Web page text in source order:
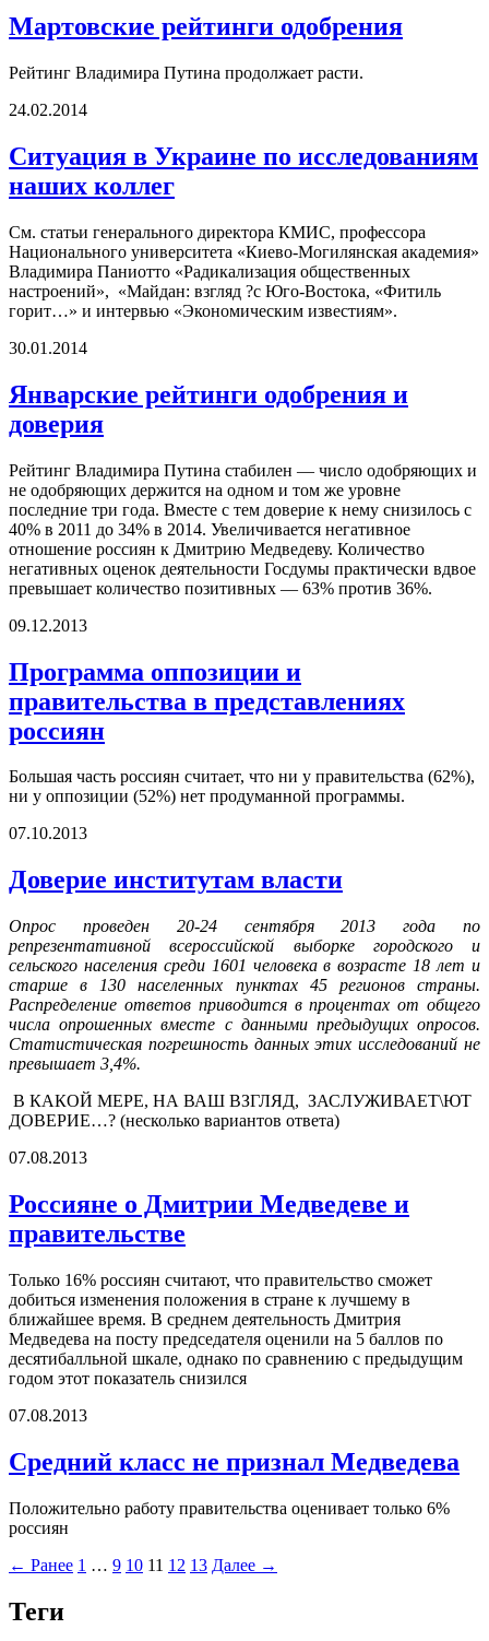
Мартовские рейтинги одобрения
Рейтинг Владимира Путина продолжает расти.
24.02.2014
Ситуация в Украине по исследованиям
наших коллег
См. статьи генерального директора КМИС, профессора
Национального университета «Киево-Могилянская академия»
Владимира Паниотто «Радикализация общественных
настроений», «Майдан: взгляд ?с Юго-Востока, «Фитиль
горит…» и интервью «Экономическим известиям».
30.01.2014
Январские рейтинги одобрения и
доверия
Рейтинг Владимира Путина стабилен — число одобряющих и
не одобряющих держится на одном и том же уровне
последние три года. Вместе с тем доверие к нему снизилось с
40% в 2011 до 34% в 2014. Увеличивается негативное
отношение россиян к Дмитрию Медведеву. Количество
негативных оценок деятельности Госдумы практически вдвое
превышает количество позитивных — 63% против 36%.
09.12.2013
Программа оппозиции и
правительства в представлениях
россиян
Большая часть россиян считает, что ни у правительства (62%),
ни у оппозиции (52%) нет продуманной программы.
07.10.2013
Доверие институтам власти
Опрос проведен 20-24 сентября 2013 года по
репрезентативной всероссийской выборке городского и
сельского населения среди 1601 человека в возрасте 18 лет и
старше в 130 населенных пунктах 45 регионов страны.
Распределение ответов приводится в процентах от общего
числа опрошенных вместе с данными предыдущих опросов.
Статистическая погрешность данных этих исследований не
превышает 3,4%.
В КАКОЙ МЕРЕ, НА ВАШ ВЗГЛЯД, ЗАСЛУЖИВАЕТ\ЮТ
ДОВЕРИЕ…? (несколько вариантов ответа)
07.08.2013
Россияне о Дмитрии Медведеве и
правительстве
Только 16% россиян считают, что правительство сможет
добиться изменения положения в стране к лучшему в
ближайшее время. В среднем деятельность Дмитрия
Медведева на посту председателя оценили на 5 баллов по
десятибалльной шкале, однако по сравнению с предыдущим
годом этот показатель снизился
07.08.2013
Средний класс не признал Медведева
Положительно работу правительства оценивает только 6%
россиян
← Ранее 1 … 9 10 11 12 13 Далее →
Теги